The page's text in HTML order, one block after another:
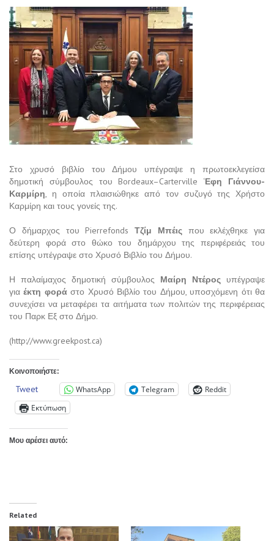
Στο χρυσό βιβλίο του Δήμου υπέγραψε η πρωτοεκλεγείσα
δημοτική σύμβουλος τουBordeaux–Carterville ‘Εφη Γιάννου-
Καρμίρη, η οποία πλαισιώθηκε από τον συζυγό της Χρήστο
Καρμίρη και τους γονείς της.
Ο δήμαρχος τουPierrefonds Τζίμ Μπέιςπου εκλέχθηκε για
δεύτερη φορά στο θώκο του δημάρχου της περιφέρειάς του
επίσης υπέγραψε στο Χρυσό Βιβλίο του Δήμου.
Η παλαίμαχος δημοτική σύμβουλος Μαίρη Ντέρος υπέγραψε
γιαέκτη φοράστο Χρυσό Βιβλίο του Δήμου, υποσχόμενη ότι θα
συνεχίσει να μεταφέρει τα αιτήματα των πολιτών της περιφέρειας
του Παρκ Εξ στο Δήμο.
(http://www.greekpost.ca)
Κοινοποιήστε:
Tweet WhatsApp Telegram
Reddit
Εκτύπωση
Μου αρέσει αυτό:
Related